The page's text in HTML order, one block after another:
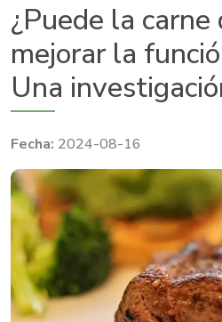
¿Puede la carne
mejorar la
Una
2024-08-16